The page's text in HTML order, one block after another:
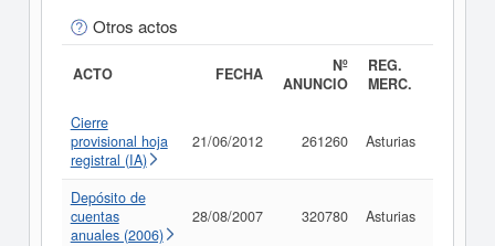
Otros actos
ACTO FECHA
Nº
ANUNCIO
REG.
MERC.
Cierre
provisional hoja
registral (IA)
21/06/2012 261260 Asturias
Depósito de
cuentas
anuales (2006)
28/08/2007 320780 Asturias